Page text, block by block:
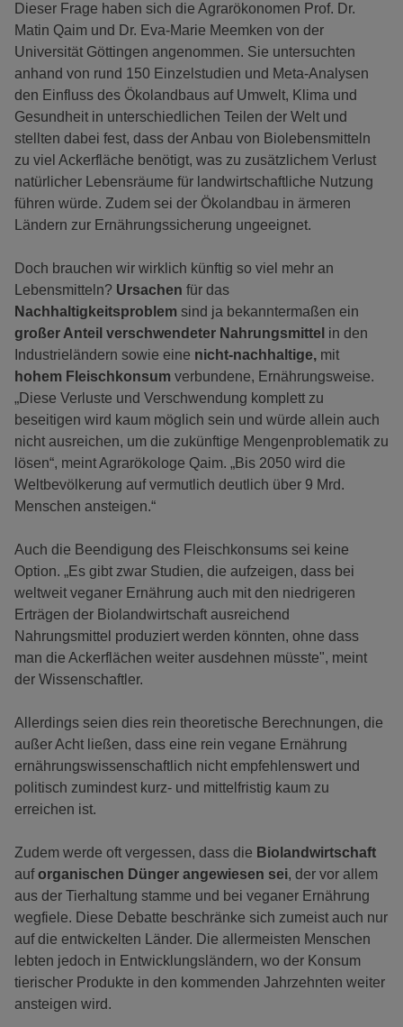
Dieser Frage haben sich die Agrarökonomen Prof. Dr.
Matin Qaim und Dr. Eva-Marie Meemken von der
Universität Göttingen angenommen. Sie untersuchten
anhand von rund 150 Einzelstudien und Meta-Analysen
den Einfluss des Ökolandbaus auf Umwelt, Klima und
Gesundheit in unterschiedlichen Teilen der Welt und
stellten dabei fest, dass der Anbau von Biolebensmitteln
zu viel Ackerfläche benötigt, was zu zusätzlichem Verlust
natürlicher Lebensräume für landwirtschaftliche Nutzung
führen würde. Zudem sei der Ökolandbau in ärmeren
Ländern zur Ernährungssicherung ungeeignet.
Doch brauchen wir wirklich künftig so viel mehr an
Lebensmitteln? Ursachen für das
Nachhaltigkeitsproblem sind ja bekanntermaßen ein
großer Anteil verschwendeter Nahrungsmittel in den
Industrieländern sowie eine nicht-nachhaltige, mit
hohem Fleischkonsum verbundene, Ernährungsweise.
„Diese Verluste und Verschwendung komplett zu
beseitigen wird kaum möglich sein und würde allein auch
nicht ausreichen, um die zukünftige Mengenproblematik zu
lösen“, meint Agrarökologe Qaim. „Bis 2050 wird die
Weltbevölkerung auf vermutlich deutlich über 9 Mrd.
Menschen ansteigen.“
Auch die Beendigung des Fleischkonsums sei keine
Option. „Es gibt zwar Studien, die aufzeigen, dass bei
weltweit veganer Ernährung auch mit den niedrigeren
Erträgen der Biolandwirtschaft ausreichend
Nahrungsmittel produziert werden könnten, ohne dass
man die Ackerflächen weiter ausdehnen müsste", meint
der Wissenschaftler.
Allerdings seien dies rein theoretische Berechnungen, die
außer Acht ließen, dass eine rein vegane Ernährung
ernährungswissenschaftlich nicht empfehlenswert und
politisch zumindest kurz- und mittelfristig kaum zu
erreichen ist.
Zudem werde oft vergessen, dass die Biolandwirtschaft
auforganischen Dünger angewiesen sei, der vor allem
aus der Tierhaltung stamme und bei veganer Ernährung
wegfiele. Diese Debatte beschränke sich zumeist auch nur
auf die entwickelten Länder. Die allermeisten Menschen
lebten jedoch in Entwicklungsländern, wo der Konsum
tierischer Produkte in den kommenden Jahrzehnten weiter
ansteigen wird.